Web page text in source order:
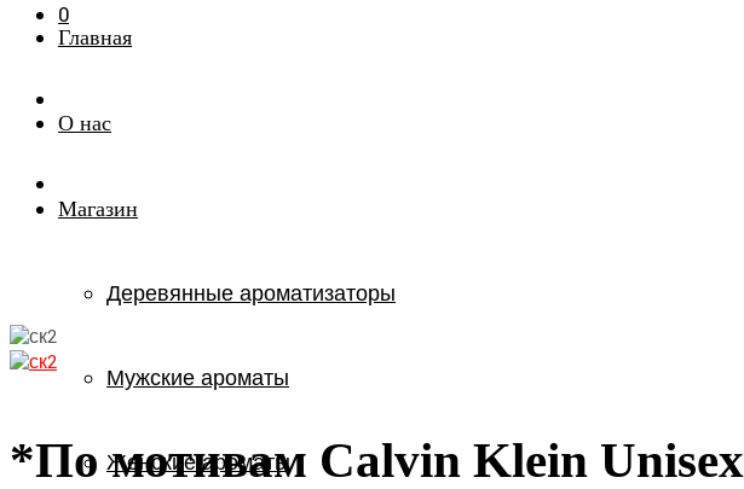
0
Главная
О нас
Магазин
Деревянные ароматизаторы
Мужские ароматы
Женские ароматы
*По мотивам Calvin Klein Unisex